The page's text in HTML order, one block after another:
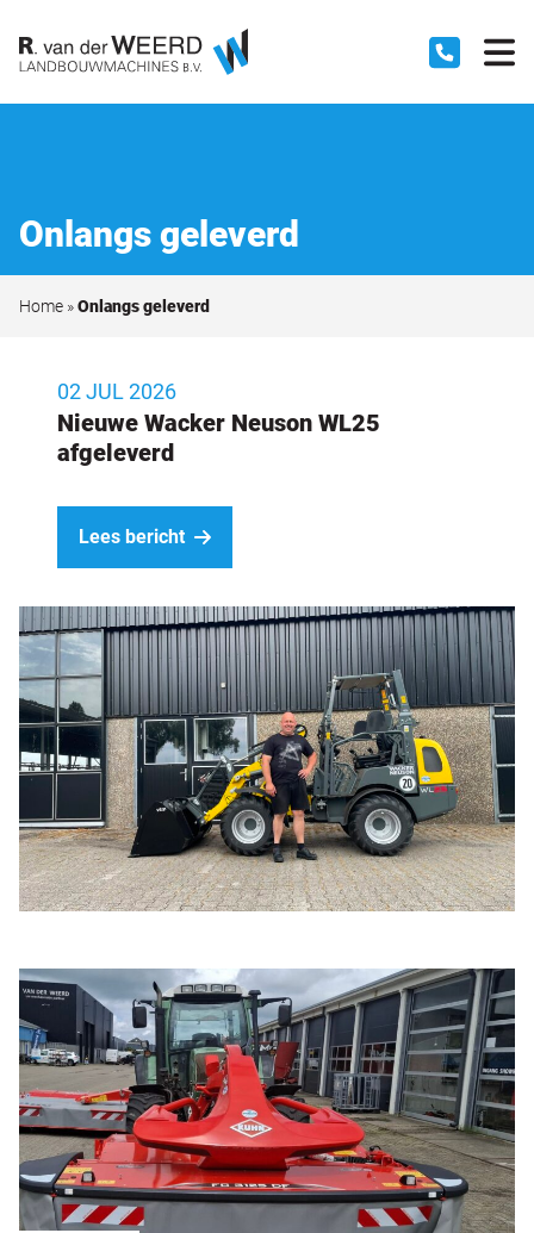
Onlangs geleverd
Home »Onlangs geleverd
02 JUL 2026
Nieuwe Wacker Neuson WL25
afgeleverd
Lees bericht